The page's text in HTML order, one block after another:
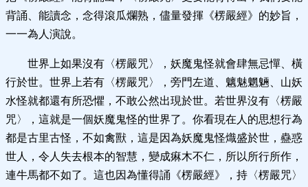
背誦、能讀念，念得滾瓜爛熟，儘量發揮《楞嚴經》的妙旨，
一一為人演說。
世界上如果沒有〈楞嚴咒〉，妖魔鬼怪就會肆無忌憚、橫
行於世。世界上若有〈楞嚴咒〉，旁門左道、魑魅魍魎、山妖
水怪就都還有所恐懼，不敢公然出現於世。若世界沒有〈楞嚴
咒〉，這就是一個妖魔鬼怪的世界了。你看現在人的思想行為
都是古里古怪，不如禽獸，這是因為妖魔鬼怪熾盛於世，蠱惑
世人，令人失去根本的智慧，變成痳木不仁，所以所行所作，
連牛馬都不如了。這也因為懂得誦《楞嚴經》，持〈楞嚴咒〉